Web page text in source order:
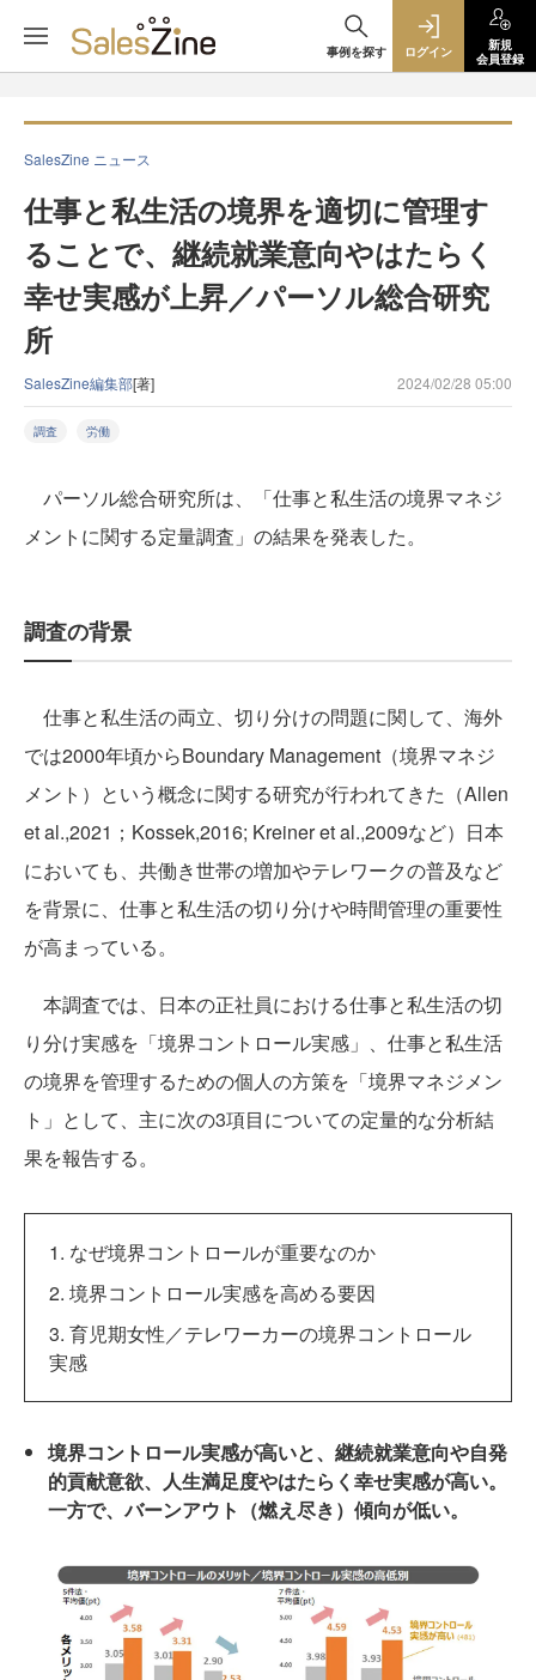
事例を探す ログイン
新規
会員登録
SalesZine ニュース
仕事と私生活の境界を適切に管理す
ることで、継続就業意向やはたらく
幸せ実感が上昇／パーソル総合研究
所
SalesZine編集部[著] 2024/02/28 05:00
調査 労働
パーソル総合研究所は、「仕事と私生活の境界マネジ
メントに関する定量調査」の結果を発表した。
調査の背景
仕事と私生活の両立、切り分けの問題に関して、海外
では2000年頃からBoundary Management（境界マネジ
メント）という概念に関する研究が行われてきた（Allen
et al.,2021；Kossek,2016; Kreiner et al.,2009など）日本
においても、共働き世帯の増加やテレワークの普及など
を背景に、仕事と私生活の切り分けや時間管理の重要性
が高まっている。
本調査では、日本の正社員における仕事と私生活の切
り分け実感を「境界コントロール実感」、仕事と私生活
の境界を管理するための個人の方策を「境界マネジメン
ト」として、主に次の3項目についての定量的な分析結
果を報告する。
1. なぜ境界コントロールが重要なのか
2. 境界コントロール実感を高める要因
3. 育児期女性／テレワーカーの境界コントロール
実感
境界コントロール実感が高いと、継続就業意向や自発
的貢献意欲、人生満足度やはたらく幸せ実感が高い。
一方で、バーンアウト（燃え尽き）傾向が低い。